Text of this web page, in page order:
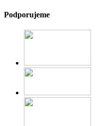
Podporujeme